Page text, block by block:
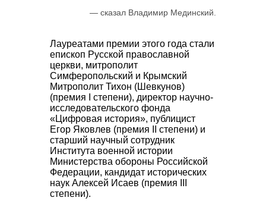
— сказал Владимир Мединский.
Лауреатами премии этого года стали
епископ Русской православной
церкви, митрополит
Симферопольский и Крымский
Митрополит Тихон (Шевкунов)
(премия I степени), директор научно-
исследовательского фонда
«Цифровая история», публицист
Егор Яковлев (премия II степени) и
старший научный сотрудник
Института военной истории
Министерства обороны Российской
Федерации, кандидат исторических
наук Алексей Исаев (премия III
степени).